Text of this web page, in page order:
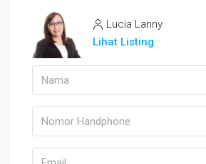
Lucia Lanny
Lihat Listing